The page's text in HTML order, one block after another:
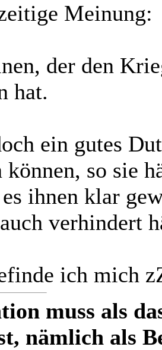
Meinung:
der den
hat.
ein gutes
können, so sie
ihnen klar
verhindert
ich mich
muss als
nämlich als